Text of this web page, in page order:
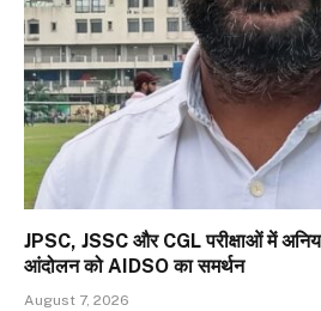
JPSC, JSSC और CGL परीक्षाओं में
आंदोलन को AIDSO का समर्थन
August 7, 2026